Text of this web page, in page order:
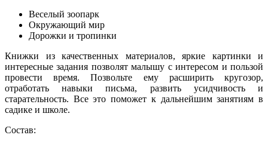
Веселый зоопарк
Окружающий мир
Дорожки и тропинки
Книжки из качественных материалов, яркие картинки и
интересные задания позволят малышу с интересом и пользой
провести время. Позвольте ему расширить кругозор,
отработать навыки письма, развить усидчивость и
старательность. Все это поможет к дальнейшим занятиям в
садике и школе.
Состав: